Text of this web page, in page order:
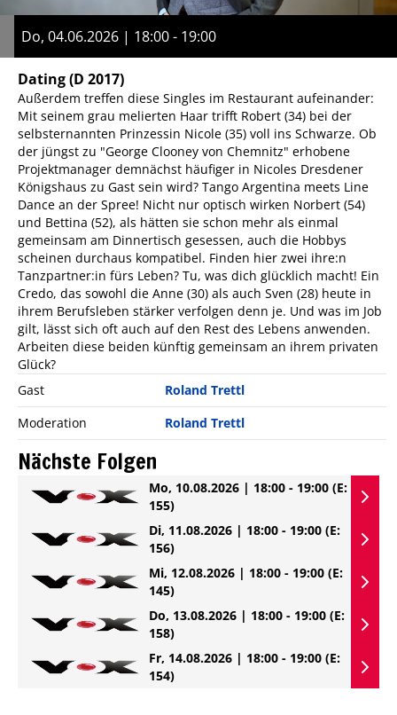
Do, 04.06.2026 | 18:00 - 19:00
Dating(D 2017)
Außerdem treffen diese Singles im Restaurant aufeinander:
Mit seinem grau melierten Haar trifft Robert (34) bei der
selbsternannten Prinzessin Nicole (35) voll ins Schwarze. Ob
der jüngst zu "George Clooney von Chemnitz" erhobene
Projektmanager demnächst häufiger in Nicoles Dresdener
Königshaus zu Gast sein wird? Tango Argentina meets Line
Dance an der Spree! Nicht nur optisch wirken Norbert (54)
und Bettina (52), als hätten sie schon mehr als einmal
gemeinsam am Dinnertisch gesessen, auch die Hobbys
scheinen durchaus kompatibel. Finden hier zwei ihre:n
Tanzpartner:in fürs Leben? Tu, was dich glücklich macht! Ein
Credo, das sowohl die Anne (30) als auch Sven (28) heute in
ihrem Berufsleben stärker verfolgen denn je. Und was im Job
gilt, lässt sich oft auch auf den Rest des Lebens anwenden.
Arbeiten diese beiden künftig gemeinsam an ihrem privaten
Glück?
Gast
Roland Trettl
Moderation
Roland Trettl
Nächste Folgen
Mo, 10.08.2026 | 18:00 - 19:00 (E:
155)
Di, 11.08.2026 | 18:00 - 19:00 (E:
156)
Mi, 12.08.2026 | 18:00 - 19:00 (E:
145)
Do, 13.08.2026 | 18:00 - 19:00 (E:
158)
Fr, 14.08.2026 | 18:00 - 19:00 (E:
154)